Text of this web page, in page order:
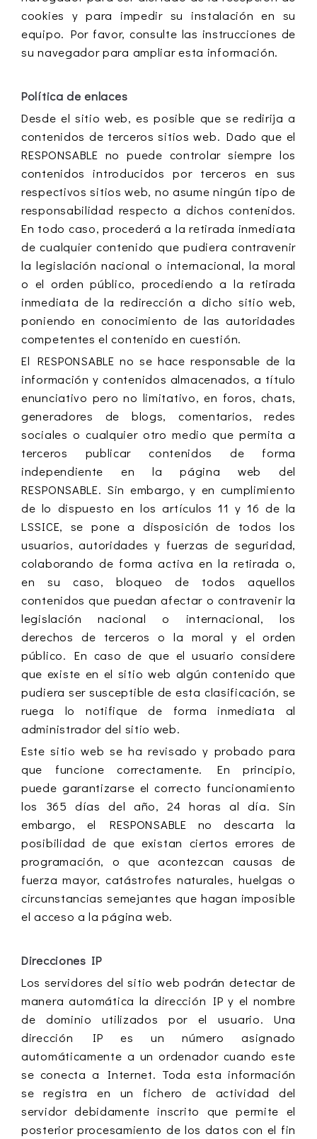
cookies y para impedir su instalación en su
equipo. Por favor, consulte las instrucciones de
su navegador para ampliar esta información.
Política de enlaces
Desde el sitio web, es posible que se redirija a
contenidos de terceros sitios web. Dado que el
RESPONSABLE no puede controlar siempre los
contenidos introducidos por terceros en sus
respectivos sitios web, no asume ningún tipo de
responsabilidad respecto a dichos contenidos.
En todo caso, procederá a la retirada inmediata
de cualquier contenido que pudiera contravenir
la legislación nacional o internacional, la moral
o el orden público, procediendo a la retirada
inmediata de la redirección a dicho sitio web,
poniendo en conocimiento de las autoridades
competentes el contenido en cuestión.
El RESPONSABLE no se hace responsable de la
información y contenidos almacenados, a título
enunciativo pero no limitativo, en foros, chats,
generadores de blogs, comentarios, redes
sociales o cualquier otro medio que permita a
terceros publicar contenidos de forma
independiente en la página web del
RESPONSABLE. Sin embargo, y en cumplimiento
de lo dispuesto en los artículos 11 y 16 de la
LSSICE, se pone a disposición de todos los
usuarios, autoridades y fuerzas de seguridad,
colaborando de forma activa en la retirada o,
en su caso, bloqueo de todos aquellos
contenidos que puedan afectar o contravenir la
legislación nacional o internacional, los
derechos de terceros o la moral y el orden
público. En caso de que el usuario considere
que existe en el sitio web algún contenido que
pudiera ser susceptible de esta clasificación, se
ruega lo notifique de forma inmediata al
administrador del sitio web.
Este sitio web se ha revisado y probado para
que funcione correctamente. En principio,
puede garantizarse el correcto funcionamiento
los 365 días del año, 24 horas al día. Sin
embargo, el RESPONSABLE no descarta la
posibilidad de que existan ciertos errores de
programación, o que acontezcan causas de
fuerza mayor, catástrofes naturales, huelgas o
circunstancias semejantes que hagan imposible
el acceso a la página web.
Direcciones IP
Los servidores del sitio web podrán detectar de
manera automática la dirección IP y el nombre
de dominio utilizados por el usuario. Una
dirección IP es un número asignado
automáticamente a un ordenador cuando este
se conecta a Internet. Toda esta información
se registra en un fichero de actividad del
servidor debidamente inscrito que permite el
posterior procesamiento de los datos con el fin